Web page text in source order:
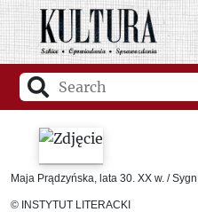
Maja Prądzyńska, lata 30. XX w. /
© INSTYTUT LITERACKI